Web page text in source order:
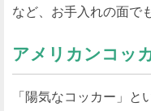
など、お手入れの面で
アメリカンコッ
「陽気なコッカー」